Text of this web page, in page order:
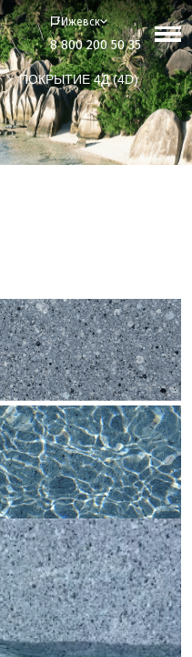
Ижевск
8 800 200 50 35
ПОКРЫТИЕ 4Д (4D)